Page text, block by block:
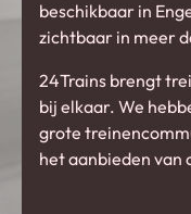
beschikbaar in
zichtbaar in meer
24Trains brengt
bij elkaar. We
grote
het aanbieden van